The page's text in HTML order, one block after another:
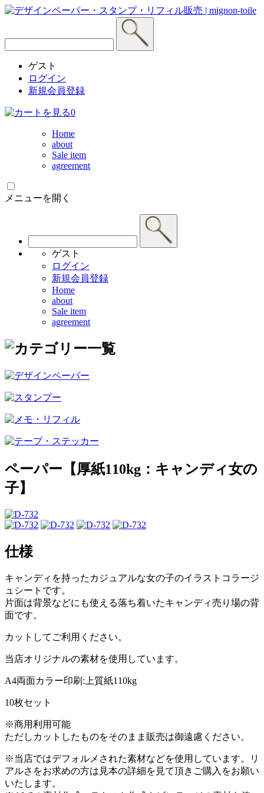
ゲスト
ログイン
新規会員登録
0
Home
about
Sale item
agreement
メニューを開く
ゲスト
ログイン
新規会員登録
Home
about
Sale item
agreement
ペーパー【厚紙110kg：キャンディ女の
子】
仕様
キャンディを持ったカジュアルな女の子のイラストコラージ
ュシートです。
片面は背景などにも使える落ち着いたキャンディ売り場の背
面です。
カットしてご利用ください。
当店オリジナルの素材を使用しています。
A4両面カラー印刷:上質紙110kg
10枚セット
※商用利用可能
ただしカットしたものをそのまま販売は御遠慮ください。
※当店ではデフォルメされた素材などを使用しています。リ
アルさをお求めの方は見本の詳細を見て頂きご購入をお願い
いたします。